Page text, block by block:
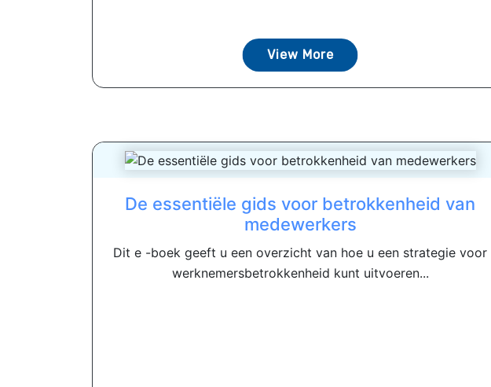
View More
De essentiële gids voor betrokkenheid van
medewerkers
Dit e -boek geeft u een overzicht van hoe u een strategie voor
werknemersbetrokkenheid kunt uitvoeren...